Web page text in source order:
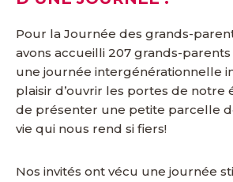
Pour la Journée des grands-
avons accueilli 207 grands-parents
une journée intergénérationnelle
plaisir d’ouvrir les portes de notre
de présenter une petite parcelle
vie qui nous rend si fiers!
Nos invités ont vécu une journée